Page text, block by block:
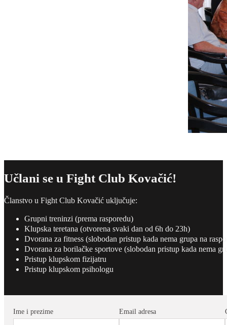
Učlani se u Fight Club Kovačić!
Članstvo u Fight Club Kovačić uključuje:
Grupni treninzi (prema rasporedu)
Klupska teretana (otvorena svaki dan od 6h do 23h)
Dvorana za fitness (slobodan pristup kada nema grupa na
Dvorana za borilačke sportove (slobodan pristup kada nema
Pristup klupskom fizijatru
Pristup klupskom psihologu
Ime i prezime Email adresa